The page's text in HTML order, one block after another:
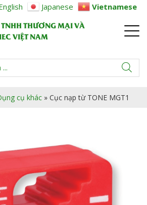
THƯƠNG MẠI VÀ
VIỆT NAM
cụ khác » Cục nạp từ TONE MGT1
Japanese Vietnamese